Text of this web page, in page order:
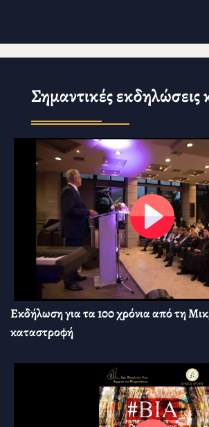
Σημαντικές εκδηλώσεις
Εκδήλωση για τα 100 χρόνια από τη
καταστροφή